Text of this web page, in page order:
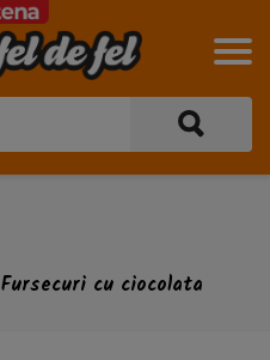
Fursecuri cu ciocolata